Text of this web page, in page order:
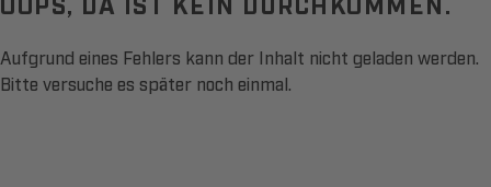
Aufgrund eines Fehlers kann der Inhalt nicht geladen werden.
Bitte versuche es später noch einmal.